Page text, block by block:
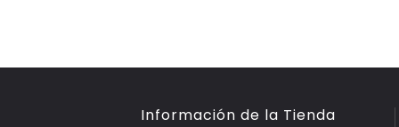
Información de la Tienda